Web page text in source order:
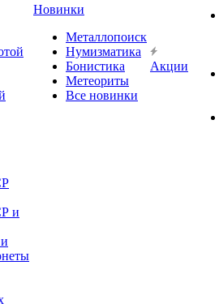
и
Новинки
Металлопоиск
Нумизматика
Бонистика
Метеориты
Все новинки
Акции